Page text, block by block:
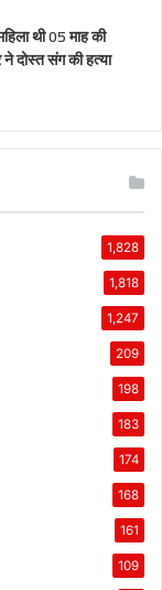
थी 05 माह की
दोस्त संग की हत्या
1,828
1,818
1,247
209
198
183
174
168
161
109